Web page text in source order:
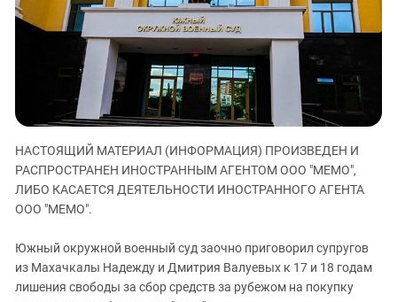
ЗАСТАВЛЯЕТ
КАВКАЗ ЗА ПАЛЕСТИНУ
ИНАКОМЫСЛИЕ В ЧЕЧНЕ
ПРЕСЛЕДОВАНИЕ АКТИВИСТОВ
МОБИЛИЗАЦИЯ И ПРОТЕСТЫ
Дагестан
Ингушетия
Кабардино-Балкария
Калмыкия
Карачаево-Черкесия
Краснодарский край
Российская Федерация
Северная Осетия - Алания
СКФО
НАСТОЯЩИЙ МАТЕРИАЛ (ИНФОРМАЦИЯ) ПРОИЗВЕДЕН И
РАСПРОСТРАНЕН ИНОСТРАННЫМ АГЕНТОМ ООО "МЕМО",
ЛИБО КАСАЕТСЯ ДЕЯТЕЛЬНОСТИ ИНОСТРАННОГО АГЕНТА
ООО "МЕМО".
Южный окружной военный суд заочно приговорил супругов
из Махачкалы Надежду и Дмитрия Валуевых к 17 и 18 годам
лишения свободы за сбор средств за рубежом на покупку